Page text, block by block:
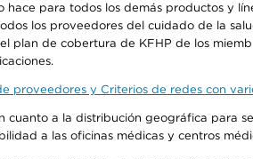
hace para todos los demás productos y
los proveedores del cuidado de la
plan de cobertura de KFHP de los
proveedores y Criterios de redes con
cuanto a la distribución geográfica para
a las oficinas médicas y centros